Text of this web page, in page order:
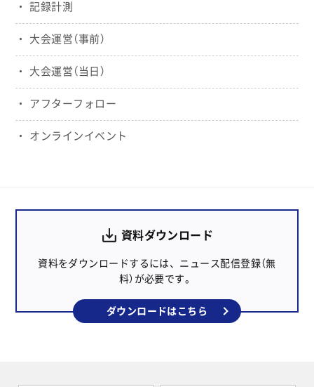
記録計測
大会運営（事前）
大会運営（当日）
アフターフォロー
オンラインイベント
資料ダウンロード
資料をダウンロードするには、ニュース配信登録（無
料）が必要です。
ダウンロードはこちら